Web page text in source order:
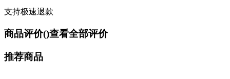
支持极速退款
商品评价()查看全部评价
推荐商品